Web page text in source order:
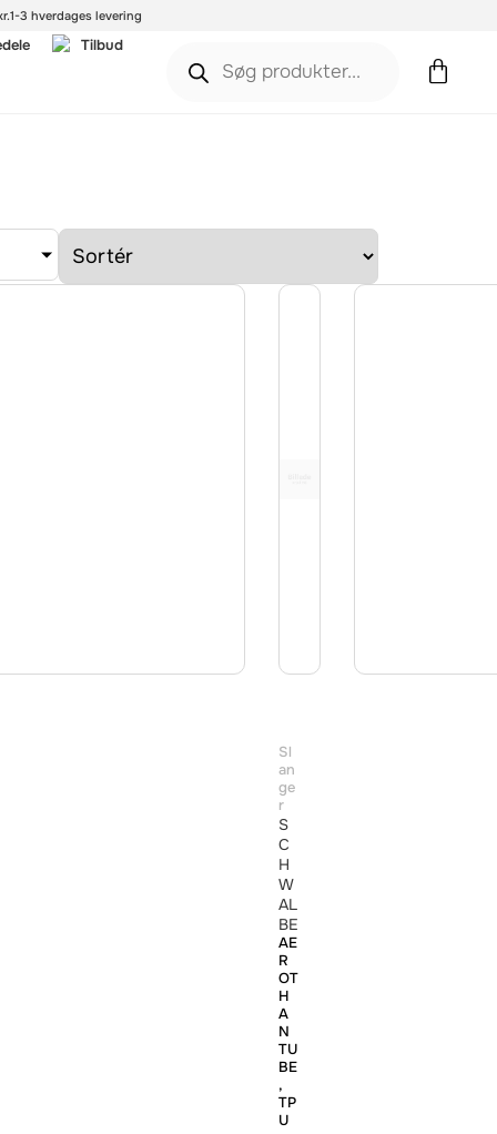
1-3 hverdages levering
Tilbud
Sl
an
ge
r
S
C
H
W
AL
BE
AE
R
OT
H
A
N
TU
BE
,
TP
U